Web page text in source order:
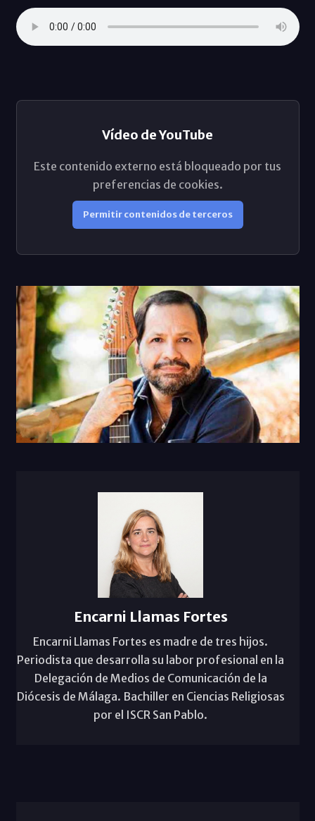
Vídeo de YouTube
Este contenido externo está bloqueado por tus
preferencias de cookies.
Permitir contenidos de terceros
Encarni Llamas Fortes
Encarni Llamas Fortes es madre de tres hijos.
Periodista que desarrolla su labor profesional en la
Delegación de Medios de Comunicación de la
Diócesis de Málaga. Bachiller en Ciencias Religiosas
por el ISCR San Pablo.